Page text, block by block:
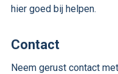
hier goed bij helpen.
Contact
Neem gerust contact